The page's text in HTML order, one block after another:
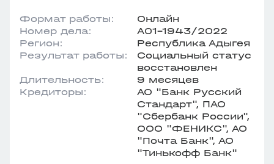
Формат работы:
Онлайн
Номер дела:
А01-1943/2022
Регион:
Республика Адыгея
Результат работы:
Социальный статус
восстановлен
Длительность:
9 месяцев
Кредиторы:
АО "Банк Русский
Стандарт", ПАО
"Сбербанк России",
ООО "ФЕНИКС", АО
"Почта Банк", АО
"Тинькофф Банк"